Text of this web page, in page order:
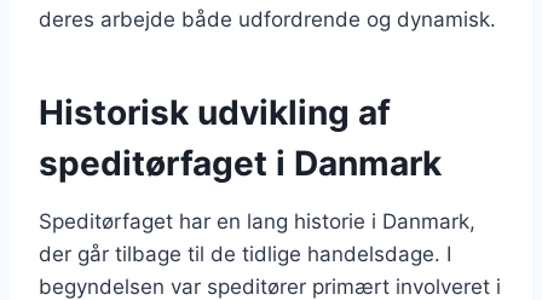
deres arbejde både udfordrende og dynamisk.
Historisk udvikling af
speditørfaget i Danmark
Speditørfaget har en lang historie i Danmark,
der går tilbage til de tidlige handelsdage. I
begyndelsen var speditører primært involveret i